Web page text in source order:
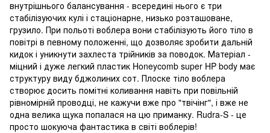
внутрішнього балансування - всередині нього є три
стабілізуючих кулі і стаціонарне, низько розташоване,
грузило. При польоті воблера вони стабілізують його тіло в
повітрі в певному положенні, що дозволяє зробити дальній
кидок і уникнути захлеста трійників за поводок. Матеріал -
міцний і дуже легкий пластик Honeycomb super HP body має
структуру виду бджолиних сот. Плоске тіло воблера
створює досить помітні коливання навіть при повільній
рівномірній проводці, не кажучи вже про "твічінг", і вже не
одна велика щука попалася на цю приманку. Rudra-S - це
просто шокуюча фантастика в світі воблерів!